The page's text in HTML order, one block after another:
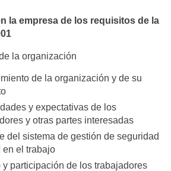
la empresa de los requisitos de la
la organización
de la organización y de su
y expectativas de los
y otras partes interesadas
del sistema de gestión de seguridad
en el trabajo
y participación de los trabajadores